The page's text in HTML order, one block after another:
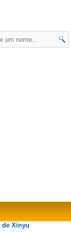
Xinyu